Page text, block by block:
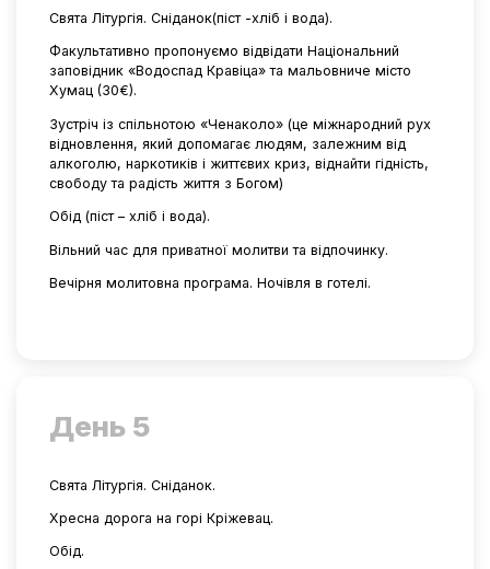
Свята Літургія. Сніданок(піст -хліб і вода).
Факультативно пропонуємо відвідати Національний
заповідник «Водоспад Кравіца» та мальовниче місто
Хумац (30€).
Зустріч із спільнотою «Ченаколо» (це міжнародний рух
відновлення, який допомагає людям, залежним від
алкоголю, наркотиків і життєвих криз, віднайти гідність,
свободу та радість життя з Богом)
Обід (піст – хліб і вода).
Вільний час для приватної молитви та відпочинку.
Вечірня молитовна програма. Ночівля в готелі.
День 5
Свята Літургія. Сніданок.
Хресна дорога на горі Кріжевац.
Обід.